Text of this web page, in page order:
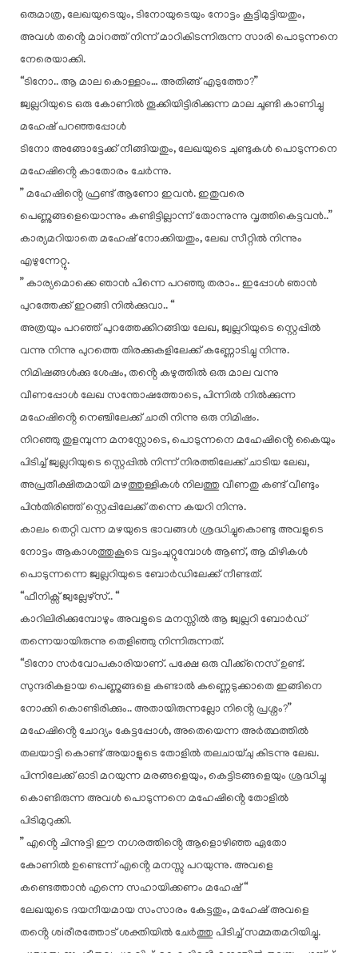
ഒരുമാത്ര, ലേഖയുടെയും, ടിനോയുടെയും നോട്ടം കൂട്ടിമുട്ടിയതും,
അവൾ തൻ്റെ മാiറത്ത് നിന്ന് മാറികിടന്നിരുന്ന സാരി പൊടുന്നനെ
നേരെയാക്കി.
“ടിനോ.. ആ മാല കൊള്ളാം… അതിങ്ങ് എടുത്തോ?”
ജ്വല്ലറിയുടെ ഒരു കോണിൽ തൂക്കിയിട്ടിരിക്കുന്ന മാല ചൂണ്ടി കാണിച്ചു
മഹേഷ് പറഞ്ഞപ്പോൾ
ടിനോ അങ്ങോട്ടേക്ക് നീങ്ങിയതും, ലേഖയുടെ ചുണ്ടുകൾ പൊടുന്നനെ
മഹേഷിൻ്റെ കാതോരം ചേർന്നു.
” മഹേഷിൻ്റെ ഫ്രണ്ട് ആണോ ഇവൻ. ഇതുവരെ
പെണ്ണുങ്ങളെയൊന്നും കണ്ടിട്ടില്ലാന്ന് തോന്നുന്നു വൃത്തികെട്ടവൻ..”
കാര്യമറിയാതെ മഹേഷ് നോക്കിയതും, ലേഖ സീറ്റിൽ നിന്നും
എഴുന്നേറ്റു.
” കാര്യമൊക്കെ ഞാൻ പിന്നെ പറഞ്ഞു തരാം.. ഇപ്പോൾ ഞാൻ
പുറത്തേക്ക് ഇറങ്ങി നിൽക്കുവാ.. “
അത്രയും പറഞ്ഞ് പുറത്തേക്കിറങ്ങിയ ലേഖ, ജ്വല്ലറിയുടെ സ്റ്റെപ്പിൽ
വന്നു നിന്നു പുറത്തെ തിരക്കുകളിലേക്ക് കണ്ണോടിച്ചു നിന്നു.
നിമിഷങ്ങൾക്കു ശേഷം, തൻ്റെ കഴുത്തിൽ ഒരു മാല വന്നു
വീണപ്പോൾ ലേഖ സന്തോഷത്തോടെ, പിന്നിൽ നിൽക്കുന്ന
മഹേഷിൻ്റെ നെഞ്ചിലേക്ക് ചാരി നിന്നു ഒരു നിമിഷം.
നിറഞ്ഞു തുളമ്പുന്ന മനസ്സോടെ, പൊടുന്നനെ മഹേഷിൻ്റെ കൈയും
പിടിച്ച് ജ്വല്ലറിയുടെ സ്റ്റെപ്പിൽ നിന്ന് നിരത്തിലേക്ക് ചാടിയ ലേഖ,
അപ്രതീക്ഷിതമായി മഴത്തുള്ളികൾ നിലത്തു വീണതു കണ്ട് വീണ്ടും
പിൻതിരിഞ്ഞ് സ്റ്റെപ്പിലേക്ക് തന്നെ കയറി നിന്നു.
കാലം തെറ്റി വന്ന മഴയുടെ ഭാവങ്ങൾ ശ്രദ്ധിച്ചുകൊണ്ടു അവളുടെ
നോട്ടം ആകാശത്തുകൂടെ വട്ടംചുറ്റുമ്പോൾ ആണ്, ആ മിഴികൾ
പൊടുന്നന്നെ ജ്വല്ലറിയുടെ ബോർഡിലേക്ക് നീണ്ടത്.
“ഫീനിക്സ് ജ്വല്ലേഴ്‌സ്.. “
കാറിലിരിക്കുമ്പോഴും അവളുടെ മനസ്സിൽ ആ ജ്വല്ലറി ബോർഡ്
തന്നെയായിരുന്നു തെളിഞ്ഞു നിന്നിരുന്നത്.
“ടിനോ സർവോപകാരിയാണ്. പക്ഷേ ഒരു വീക്ക്നെസ് ഉണ്ട്.
സുന്ദരികളായ പെണ്ണുങ്ങളെ കണ്ടാൽ കണ്ണെടുക്കാതെ ഇങ്ങിനെ
നോക്കി കൊണ്ടിരിക്കും.. അതായിരുന്നല്ലോ നിൻ്റെ പ്രശ്നം?”
മഹേഷിൻ്റെ ചോദ്യം കേട്ടപ്പോൾ, അതെയെന്ന അർത്ഥത്തിൽ
തലയാട്ടി കൊണ്ട് അയാളുടെ തോളിൽ തലചായ്ചു കിടന്നു ലേഖ.
പിന്നിലേക്ക് ഓടി മറയുന്ന മരങ്ങളെയും, കെട്ടിടങ്ങളെയും ശ്രദ്ധിച്ചു
കൊണ്ടിരുന്ന അവൾ പൊടുന്നനെ മഹേഷിൻ്റെ തോളിൽ
പിടിമുറുക്കി.
” എൻ്റെ ചിന്നുട്ടി ഈ നഗരത്തിൻ്റെ ആളൊഴിഞ്ഞ ഏതോ
കോണിൽ ഉണ്ടെന്ന് എൻ്റെ മനസ്സു പറയുന്നു. അവളെ
കണ്ടെത്താൻ എന്നെ സഹായിക്കണം മഹേഷ് “
ലേഖയുടെ ദയനീയമായ സംസാരം കേട്ടതും, മഹേഷ് അവളെ
തൻ്റെ ശiരീരത്തോട് ശക്തിയിൽ ചേർത്തു പിടിച്ച് സമ്മതമറിയിച്ചു.